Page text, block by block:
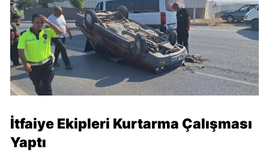
İtfaiye Ekipleri Kurtarma Çalışması
Yaptı